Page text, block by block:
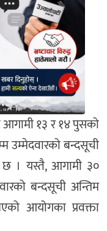
१३ र १४ पुसको
उम्मेदवारको बन्दसूची
छ । यस्तै, आगामी ३०
बन्दसूची अन्तिम
आयोगका प्रवक्ता